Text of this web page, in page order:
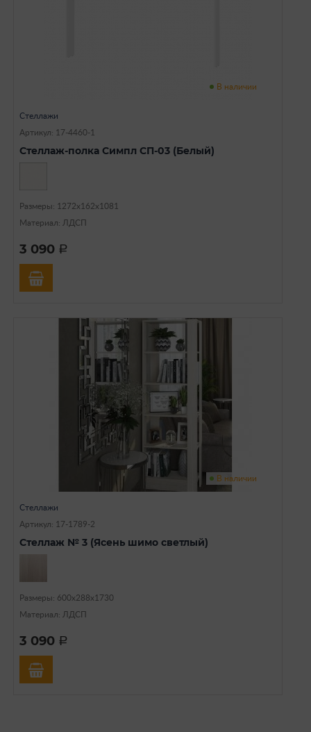
В наличии
Стеллажи
Артикул: 17-4460-1
Стеллаж-полка Симпл СП-03 (Белый)
Размеры: 1272х162х1081
Материал: ЛДСП
3 090 a
В наличии
Стеллажи
Артикул: 17-1789-2
Стеллаж № 3 (Ясень шимо светлый)
Размеры: 600х288х1730
Материал: ЛДСП
3 090 a